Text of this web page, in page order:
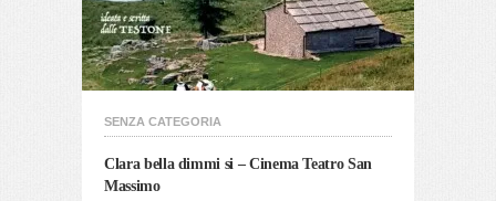
SENZA CATEGORIA
Clara bella dimmi si – Cinema Teatro San
Massimo